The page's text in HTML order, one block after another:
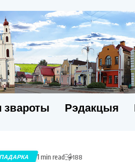
звароты Рэдакцыя
1 min read 188